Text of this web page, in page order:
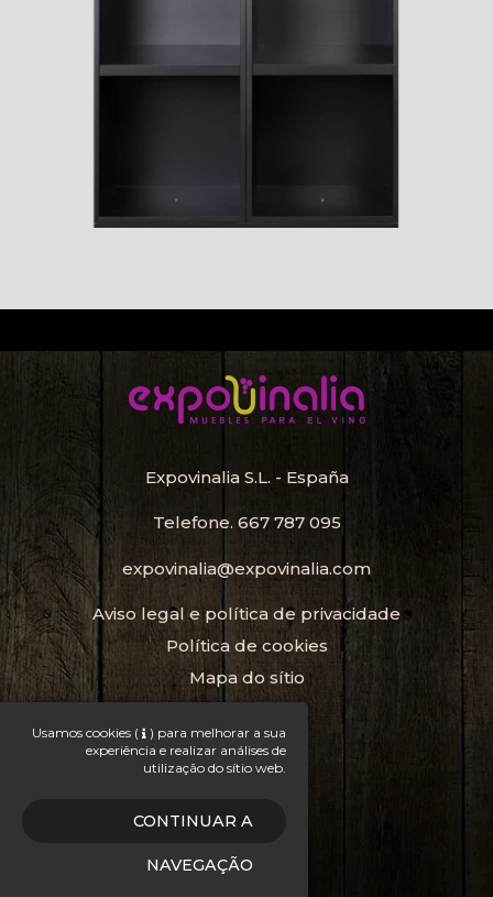
Usamos cookies ( ) para melhorar a sua
experiência e realizar análises de
utilização do sítio web.
CONTINUAR A
NAVEGAÇÃO
Expovinalia S.L. - España
Telefone. 667 787 095
expovinalia@expovinalia.com
Aviso legal e política de privacidade
Política de cookies
Mapa do sítio
Garrafeira
DESENHO WEB SGM